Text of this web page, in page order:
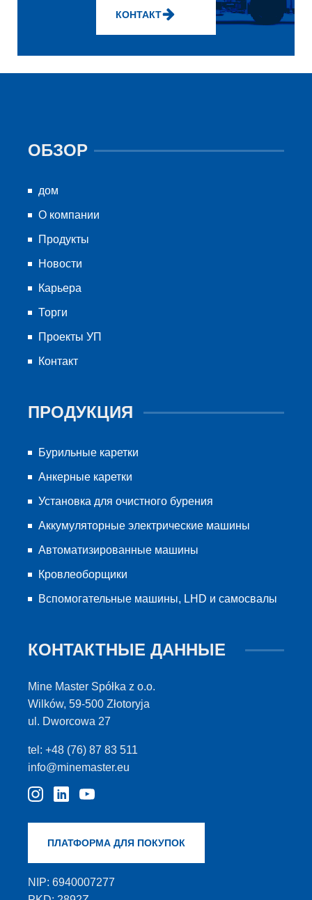
КОНТАКТ
ОБЗОР
дом
О компании
Продукты
Новости
Карьера
Торги
Проекты УП
Контакт
ПРОДУКЦИЯ
Бурильные каретки
Анкерные каретки
Установка для очистного бурения
Аккумуляторные электрические машины
Автоматизированные машины
Кровлеоборщики
Вспомогательные машины, LHD и самосвалы
КОНТАКТНЫЕ ДАННЫЕ
Mine Master Spółka z o.o.
Wilków, 59-500 Złotoryja
ul. Dworcowa 27
tel: +48 (76) 87 83 511
info@minemaster.eu
ПЛАТФОРМА ДЛЯ ПОКУПОК
NIP: 6940007277